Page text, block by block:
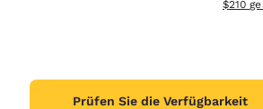
$210
Prüfen Sie die Verfügbarkeit